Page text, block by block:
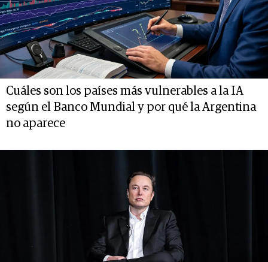
Cuáles son los países más vulnerables a la IA
según el Banco Mundial y por qué la Argentina
no aparece